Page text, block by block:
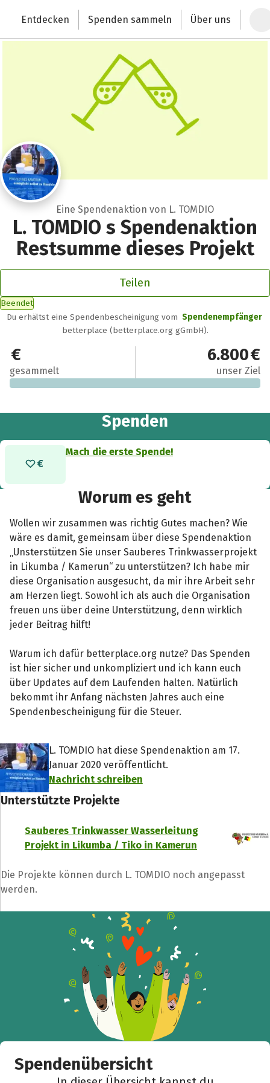
Deutschlands größte Spendenplattform
Entdecken Spenden sammeln Über uns
Eine Spendenaktion von L. TOMDIO
L. TOMDIO s Spendenaktion
Restsumme dieses Projekt
Teilen
Beendet
Du erhältst eine Spendenbescheinigung vom Spendenempfänger
betterplace (betterplace.org gGmbH).
0 €
gesammelt
6.800 €
unser Ziel
Spenden
Mach die erste Spende!
Worum es geht
Wollen wir zusammen was richtig Gutes machen? Wie
wäre es damit, gemeinsam über diese Spendenaktion
„Unsterstützen Sie unser Sauberes Trinkwasserprojekt
in Likumba / Kamerun“ zu unterstützen? Ich habe mir
diese Organisation ausgesucht, da mir ihre Arbeit sehr
am Herzen liegt. Sowohl ich als auch die Organisation
freuen uns über deine Unterstützung, denn wirklich
jeder Beitrag hilft!
Warum ich dafür betterplace.org nutze? Das Spenden
ist hier sicher und unkompliziert und ich kann euch
über Updates auf dem Laufenden halten. Natürlich
bekommt ihr Anfang nächsten Jahres auch eine
Spendenbescheinigung für die Steuer.
L. TOMDIO hat diese Spendenaktion am 17.
Januar 2020 veröffentlicht.
Nachricht schreiben
Unterstützte Projekte
Sauberes Trinkwasser Wasserleitung
Projekt in Likumba / Tiko in Kamerun
Die Projekte können durch L. TOMDIO noch angepasst
werden.
Spendenübersicht